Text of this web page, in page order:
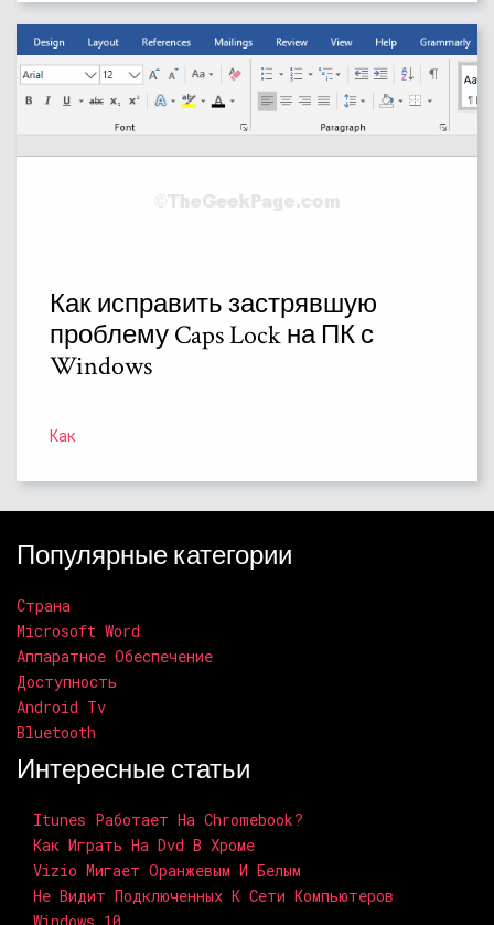
Как исправить застрявшую
проблему Caps Lock на ПК с
Windows
Как
Популярные категории
Страна
Microsoft Word
Аппаратное Обеспечение
Доступность
Android Tv
Bluetooth
Интересные статьи
Itunes Работает На Chromebook?
Как Играть На Dvd В Хроме
Vizio Мигает Оранжевым И Белым
Не Видит Подключенных К Сети Компьютеров